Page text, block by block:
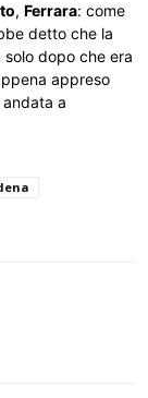
, Ferrara: come
detto che la
dopo che era
appreso
a